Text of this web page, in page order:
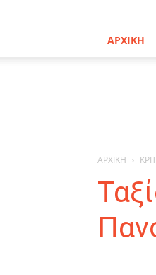
ΑΡΧΙΚΗ
ΑΡΧΙΚΗ